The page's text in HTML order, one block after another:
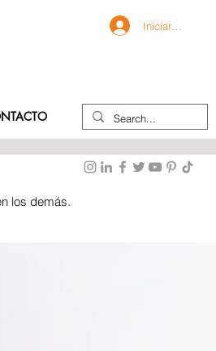
Iniciar sesión
los demás.